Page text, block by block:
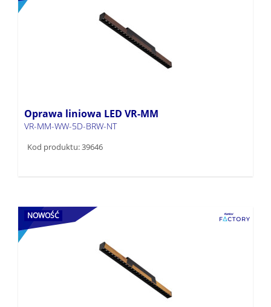
Oprawa liniowa LED VR-MM
VR-MM-WW-5D-BRW-NT
Kod produktu: 39646
NOWOŚĆ